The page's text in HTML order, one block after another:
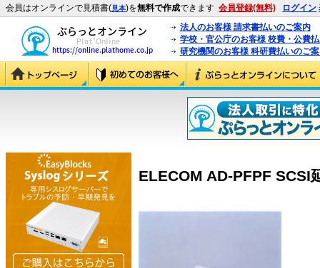
会員はオンラインで見積書(見本)を無料で作成できます 会員登録(無料) ログイン
法人のお客様 請求書払いのご案内
学校・官公庁のお客様 校費・公費
研究機関のお客様 科研費払いのご
ELECOM AD-PFPF SCSI